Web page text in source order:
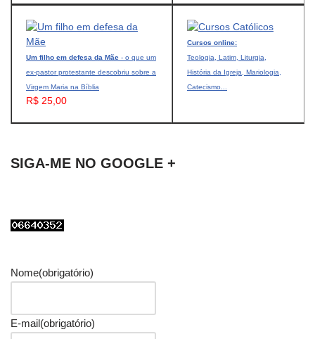
Um filho em defesa da Mãe - o que um
ex-pastor protestante descobriu sobre a
Virgem Maria na Bíblia
R$ 25,00
Cursos online:
Teologia, Latim, Liturgia,
História da Igreja, Mariologia,
Catecismo...
SIGA-ME NO GOOGLE +
Nome(obrigatório)
E-mail(obrigatório)